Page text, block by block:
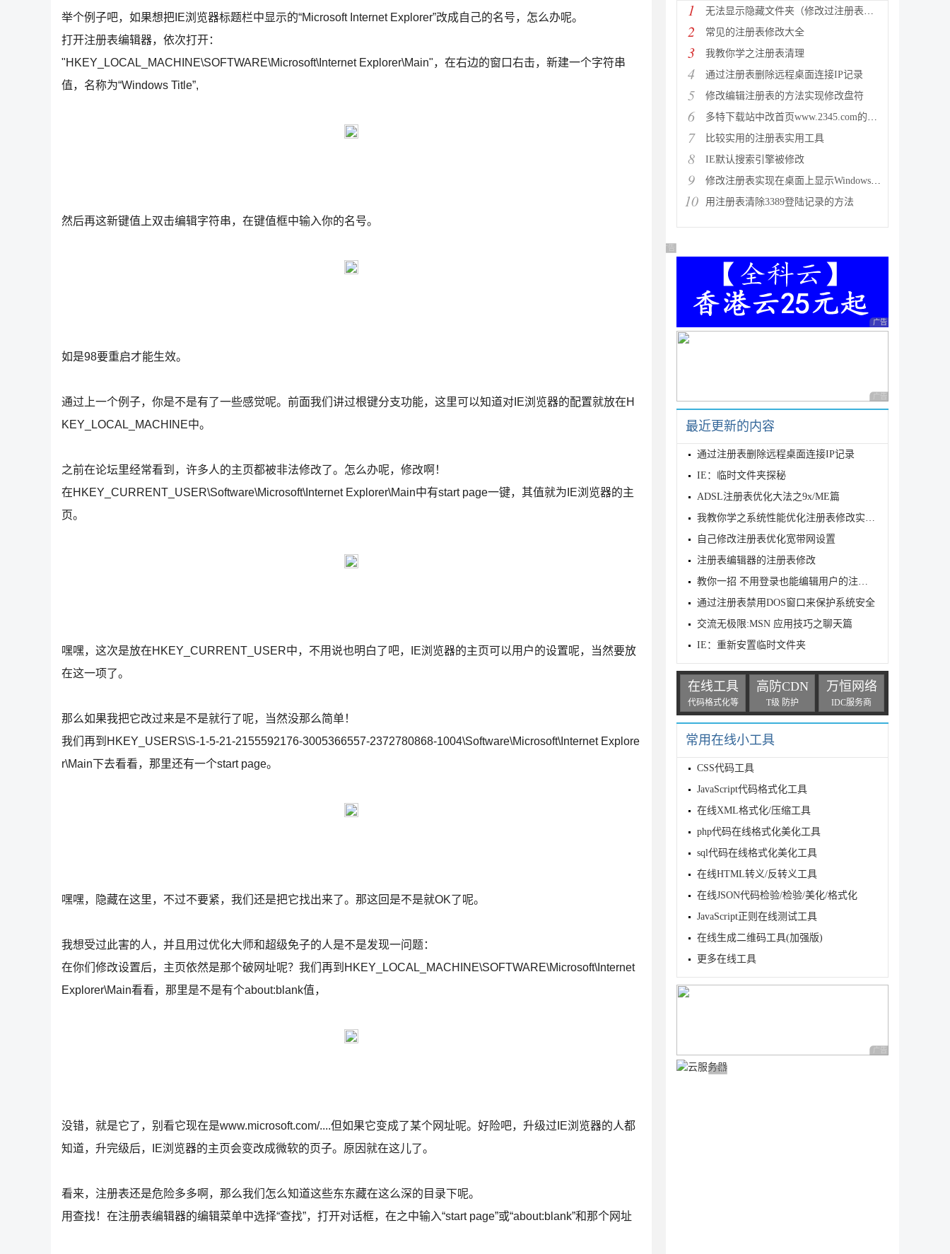
举个例子吧，如果想把IE浏览器标题栏中显示的“Microsoft Internet Explorer”改成自己的名号，怎么办呢。
打开注册表编辑器，依次打开：
"HKEY_LOCAL_MACHINE\SOFTWARE\Microsoft\Internet Explorer\Main"，在右边的窗口右击，新建一个字符串
值，名称为“Windows Title”,
然后再这新键值上双击编辑字符串，在键值框中输入你的名号。
如是98要重启才能生效。
通过上一个例子，你是不是有了一些感觉呢。前面我们讲过根键分支功能，这里可以知道对IE浏览器的配置就放在H
KEY_LOCAL_MACHINE中。
之前在论坛里经常看到，许多人的主页都被非法修改了。怎么办呢，修改啊！
在HKEY_CURRENT_USER\Software\Microsoft\Internet Explorer\Main中有start page一键，其值就为IE浏览器的主
页。
嘿嘿，这次是放在HKEY_CURRENT_USER中，不用说也明白了吧，IE浏览器的主页可以用户的设置呢，当然要放
在这一项了。
那么如果我把它改过来是不是就行了呢，当然没那么简单！
我们再到HKEY_USERS\S-1-5-21-2155592176-3005366557-2372780868-1004\Software\Microsoft\Internet Explore
r\Main下去看看，那里还有一个start page。
嘿嘿，隐藏在这里，不过不要紧，我们还是把它找出来了。那这回是不是就OK了呢。
我想受过此害的人，并且用过优化大师和超级免子的人是不是发现一问题：
在你们修改设置后，主页依然是那个破网址呢？我们再到HKEY_LOCAL_MACHINE\SOFTWARE\Microsoft\Internet
Explorer\Main看看，那里是不是有个about:blank值，
没错，就是它了，别看它现在是www.microsoft.com/....但如果它变成了某个网址呢。好险吧，升级过IE浏览器的人都
知道，升完级后，IE浏览器的主页会变改成微软的页子。原因就在这儿了。
看来，注册表还是危险多多啊，那么我们怎么知道这些东东藏在这么深的目录下呢。
用查找！在注册表编辑器的编辑菜单中选择“查找”，打开对话框，在之中输入“start page”或“about:blank”和那个网址
1 无法显示隐藏文件夹（修改过注册表也无效）的解决方法 附注册表
2 常见的注册表修改大全
3 我教你学之注册表清理
4 通过注册表删除远程桌面连接IP记录
5 修改编辑注册表的方法实现修改盘符
6 多特下载站中改首页www.2345.com的解决修改方法
7 比较实用的注册表实用工具
8 IE默认搜索引擎被修改
9 修改注册表实现在桌面上显示Windows版本
10 用注册表清除3389登陆记录的方法
广告 商业广告，理性选择
广告 商业广告，理性
广告 商业广告，理性
最近更新的内容
通过注册表删除远程桌面连接IP记录
IE：临时文件夹探秘
ADSL注册表优化大法之9x/ME篇
我教你学之系统性能优化注册表修改实例(3)
自己修改注册表优化宽带网设置
注册表编辑器的注册表修改
教你一招 不用登录也能编辑用户的注册表
通过注册表禁用DOS窗口来保护系统安全
交流无极限:MSN 应用技巧之聊天篇
IE：重新安置临时文件夹
在线工具
代码格式化等
高防CDN
T级 防护
万恒网络
IDC服务商
常用在线小工具
CSS代码工具
JavaScript代码格式化工具
在线XML格式化/压缩工具
php代码在线格式化美化工具
sql代码在线格式化美化工具
在线HTML转义/反转义工具
在线JSON代码检验/检验/美化/格式化
JavaScript正则在线测试工具
在线生成二维码工具(加强版)
更多在线工具
广告 商业广告，理性
广告 商业广告，理性选择